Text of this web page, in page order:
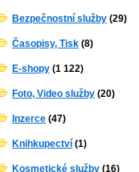
Bezpečnostní služby (29)
Časopisy, Tisk (8)
E-shopy (1 122)
Foto, Video služby (20)
Inzerce (47)
Knihkupectví (1)
Kosmetické služby (16)